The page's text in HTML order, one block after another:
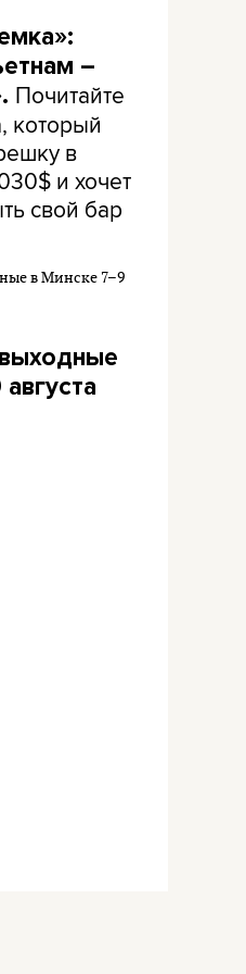
–
Почитайте
который
в
и хочет
свой бар